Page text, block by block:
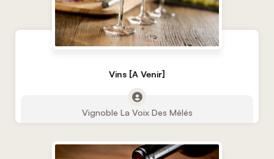
Vins [A Venir]
Vignoble La Voix Des Mêlés